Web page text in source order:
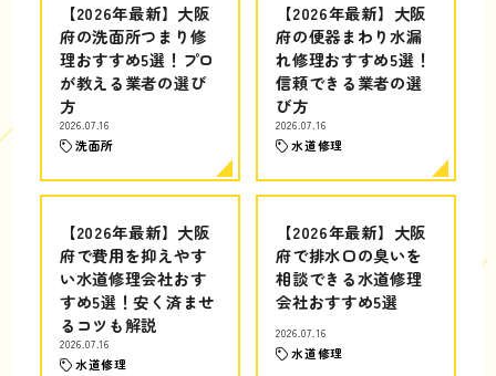
【2026年最新】大阪
府の洗面所つまり修
理おすすめ5選！プロ
が教える業者の選び
方
2026.07.16
洗面所
【2026年最新】大阪
府の便器まわり水漏
れ修理おすすめ5選！
信頼できる業者の選
び方
2026.07.16
水道修理
【2026年最新】大阪
府で費用を抑えやす
い水道修理会社おす
すめ5選！安く済ませ
るコツも解説
2026.07.16
水道修理
【2026年最新】大阪
府で排水口の臭いを
相談できる水道修理
会社おすすめ5選
2026.07.16
水道修理